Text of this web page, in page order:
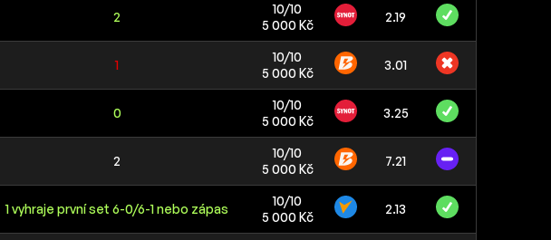
2
10/10
5 000 Kč
2.19
1
10/10
5 000 Kč
3.01
0
10/10
5 000 Kč
3.25
2
10/10
5 000 Kč
7.21
1 vyhraje první set 6-0/6-1 nebo zápas
10/10
5 000 Kč
2.13